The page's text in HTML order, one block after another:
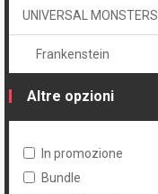
UNIVERSAL MONSTERS
Frankenstein
Altre opzioni
In promozione
Bundle